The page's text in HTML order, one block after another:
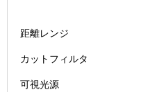
距離レンジ
カットフィルタ
可視光源